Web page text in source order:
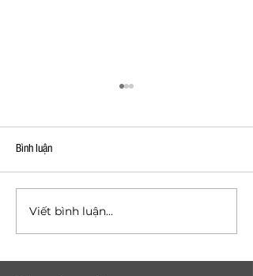
DỰ ÁN APEC MANDALA
WYNDHAM - PHÚ YÊN
Bình luận
Viết bình luận...